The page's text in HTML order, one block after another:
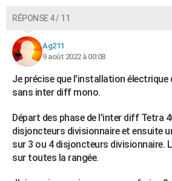
RÉPONSE 4 / 11
Ag211
9 août 2022 à 00:08
Je précise que l'installation
sans inter diff mono.
Départ des phase de l'inter diff Tetra
disjoncteurs divisionnaire et ensuite
sur 3 ou 4 disjoncteurs divisionnaire.
sur toutes la rangée.